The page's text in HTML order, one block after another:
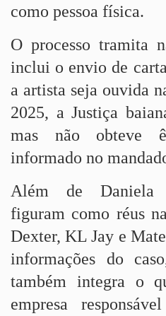
como pessoa física.
O processo tramita
inclui o envio de
a artista seja ouvida
2025, a Justiça
mas não obteve
informado no
Além de Daniela
figuram como réus
Dexter, KL Jay e
informações do
também integra o
empresa